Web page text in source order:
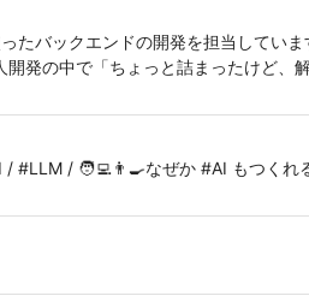
たバックエンドの開発を担当してい
発の中で「ちょっと詰まったけど、
#LLM / 🧑‍💻👨‍🍳なぜか #AI もつくれ